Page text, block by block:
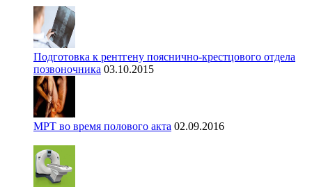
Подготовка к рентгену пояснично-крестцового отдела
позвоночника 03.10.2015
МРТ во время полового акта 02.09.2016